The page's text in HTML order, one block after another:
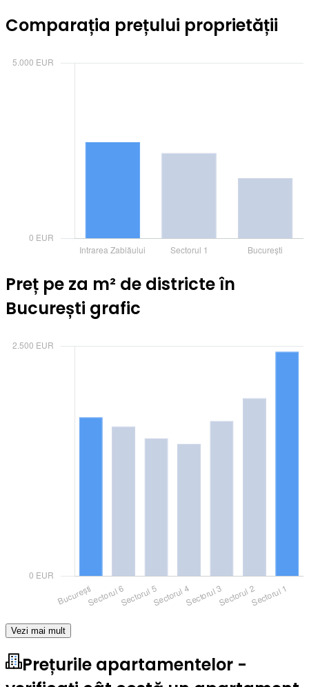
Comparația prețului proprietății
Preț pe za m² de districte în
București grafic
Vezi mai mult
Prețurile apartamentelor -